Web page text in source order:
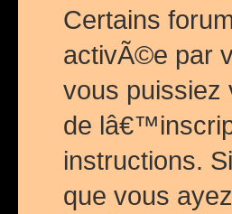
Certains
activÃ©e par
vous puissiez
de
instructions.
que vous